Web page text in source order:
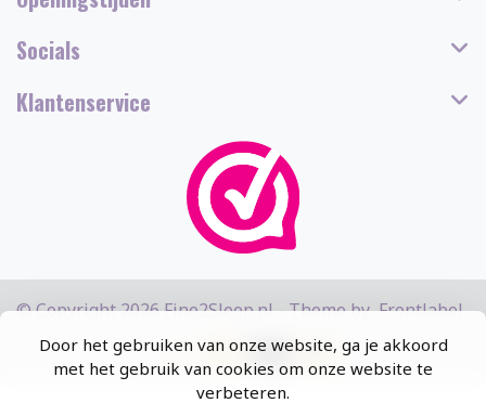
Door het gebruiken van onze website, ga je akkoord
met het gebruik van cookies om onze website te
verbeteren.
Socials
Klantenservice
© Copyright 2026 Fine2Sleep.nl - Theme byFrontlabel